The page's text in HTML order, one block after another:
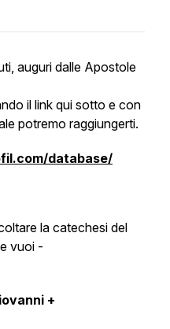
auguri dalle Apostole
il link qui sotto e con
potremo raggiungerti.
database/
la catechesi del
vuoi -
+